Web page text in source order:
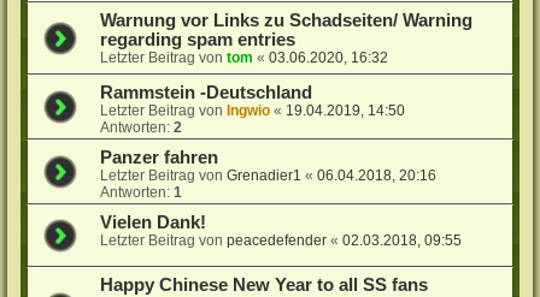
Warnung vor Links zu Schadseiten/ Warning
regarding spam entries
Letzter Beitrag vontom «03.06.2020, 16:32
Rammstein -Deutschland
Letzter Beitrag vonIngwio « 19.04.2019, 14:50
Antworten:2
Panzer fahren
Letzter Beitrag vonGrenadier1 «06.04.2018, 20:16
Antworten:1
Vielen Dank!
Letzter Beitrag vonpeacedefender «02.03.2018, 09:55
Happy Chinese New Year to all SS fans